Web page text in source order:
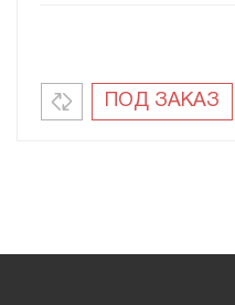
ПОД ЗАКАЗ